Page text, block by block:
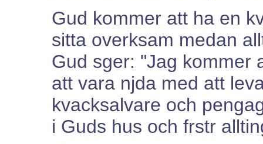
Gud kommer att ha en
sitta overksam medan
Gud sger: "Jag kommer
att vara njda med att
kvacksalvare och
i Guds hus och frstr